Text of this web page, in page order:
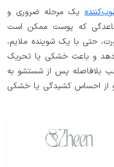
یک مرحله ضروری و
که پوست ممکن است
حتی با یک شوینده ملایم،
و باعث خشکی یا تحریک
بلافاصله پس از شستشو به
احساس کشیدگی یا خشکی